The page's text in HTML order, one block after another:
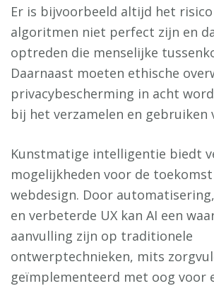
Er is bijvoorbeeld altijd het
algoritmen niet perfect zijn en
optreden die menselijke
Daarnaast moeten ethische
privacybescherming in acht
bij het verzamelen en gebruiken
Kunstmatige intelligentie biedt
mogelijkheden voor de toekomst
webdesign. Door
en verbeterde UX kan AI een
aanvulling zijn op traditionele
ontwerptechnieken, mits
geïmplementeerd met oog voor